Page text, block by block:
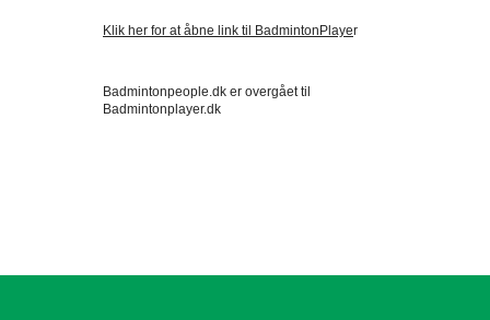
Klik her for at åbne link til BadmintonPlayer
Badmintonpeople.dk er overgået til
Badmintonplayer.dk